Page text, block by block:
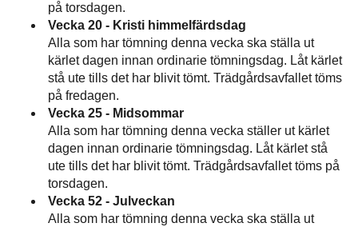
på torsdagen.
Vecka 20 - Kristi himmelfärdsdag
Alla som har tömning denna vecka ska ställa ut
kärlet dagen innan ordinarie tömningsdag. Låt kärlet
stå ute tills det har blivit tömt. Trädgårdsavfallet töms
på fredagen.
Vecka 25 - Midsommar
Alla som har tömning denna vecka ställer ut kärlet
dagen innan ordinarie tömningsdag. Låt kärlet stå
ute tills det har blivit tömt. Trädgårdsavfallet töms på
torsdagen.
Vecka 52 - Julveckan
Alla som har tömning denna vecka ska ställa ut